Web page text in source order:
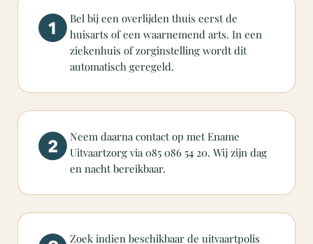
Bel bij een overlijden thuis eerst de
huisarts of een waarnemend arts. In een
ziekenhuis of zorginstelling wordt dit
automatisch geregeld.
Neem daarna contact op met Ename
Uitvaartzorg via 085 086 54 20. Wij zijn dag
en nacht bereikbaar.
Zoek indien beschikbaar de uitvaartpolis